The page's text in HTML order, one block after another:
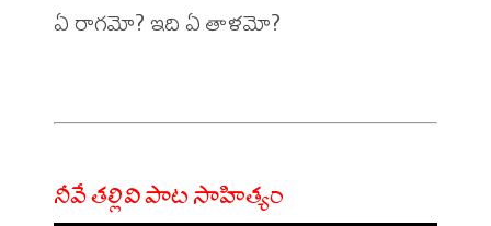
ఏ రాగమో? ఇది ఏ తాళమో?
నీవే తల్లివి పాట సాహిత్యం